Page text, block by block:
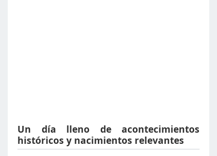
Un día lleno de acontecimientos
históricos y nacimientos relevantes